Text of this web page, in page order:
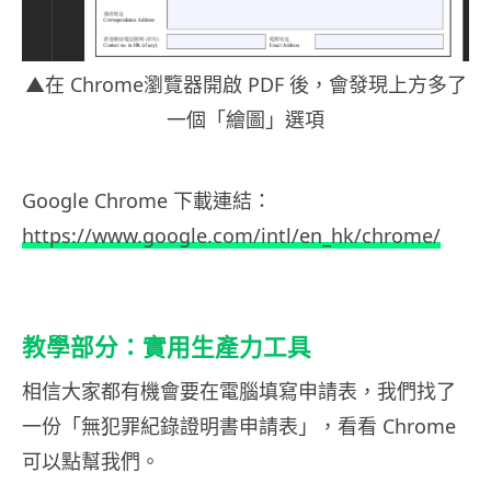
▲在 Chrome瀏覽器開啟 PDF 後，會發現上方多了
一個「繪圖」選項
Google Chrome 下載連結：
https://www.google.com/intl/en_hk/chrome/
教學部分：實用生產力工具
相信大家都有機會要在電腦填寫申請表，我們找了
一份「無犯罪紀錄證明書申請表」，看看 Chrome
可以點幫我們。